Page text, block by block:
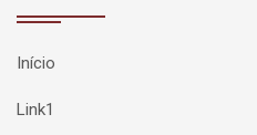
Início
Link1